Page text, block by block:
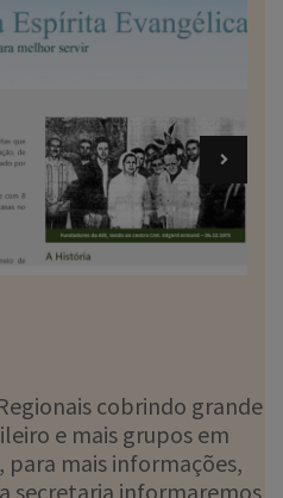
sua região.
CAMPINAS